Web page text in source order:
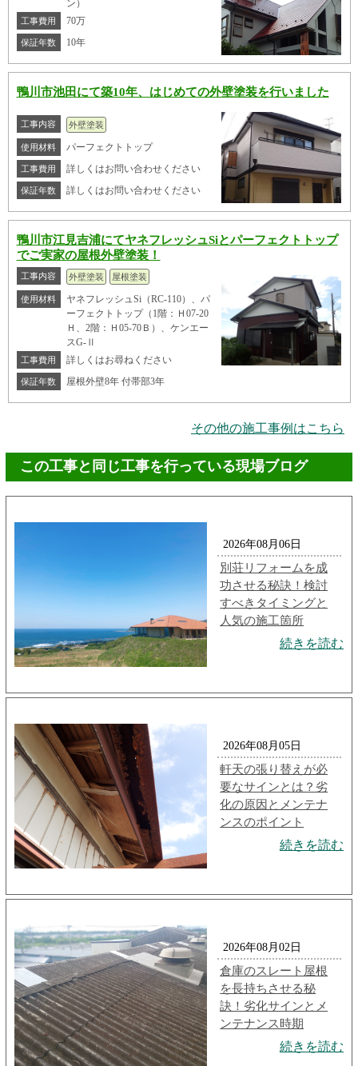
ン）
工事費用 70万
保証年数 10年
鴨川市池田にて築10年、はじめての外壁塗装を行いました
工事内容 外壁塗装
使用材料 パーフェクトトップ
工事費用 詳しくはお問い合わせください
保証年数 詳しくはお問い合わせください
鴨川市江見吉浦にてヤネフレッシュSiとパーフェクトトップ
でご実家の屋根外壁塗装！
工事内容 外壁塗装 屋根塗装
使用材料
ヤネフレッシュSi（RC-110）、パ
ーフェクトトップ（1階：Ｈ07-20
Ｈ、2階：Ｈ05-70Ｂ）、ケンエー
スG-Ⅱ
工事費用 詳しくはお尋ねください
保証年数 屋根外壁8年 付帯部3年
その他の施工事例はこちら
この工事と同じ工事を行っている現場ブログ
2026年08月06日
別荘リフォームを成
功させる秘訣！検討
すべきタイミングと
人気の施工箇所
続きを読む
2026年08月05日
軒天の張り替えが必
要なサインとは？劣
化の原因とメンテナ
ンスのポイント
続きを読む
2026年08月02日
倉庫のスレート屋根
を長持ちさせる秘
訣！劣化サインとメ
ンテナンス時期
続きを読む